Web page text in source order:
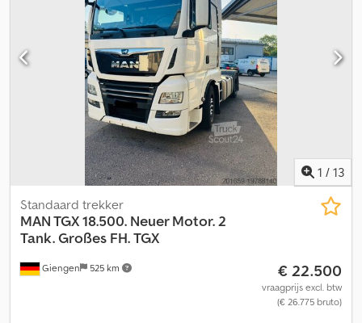
1 / 13
Giengen 525 km
Standaard trekker
MAN TGX 18.500. Neuer Motor. 2
Tank. Großes FH.TGX
€ 22.500
vraagprijs excl. btw
(€ 26.775 bruto)